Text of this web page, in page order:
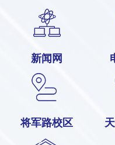
新闻网
将军路校区